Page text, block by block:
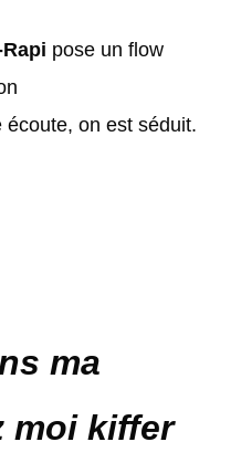
Rapi pose un flow
on est séduit.
ma
moi kiffer